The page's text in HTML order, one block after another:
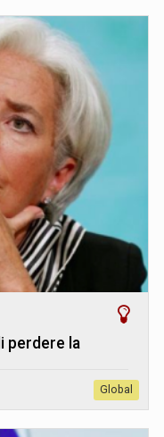
perdere la
Global